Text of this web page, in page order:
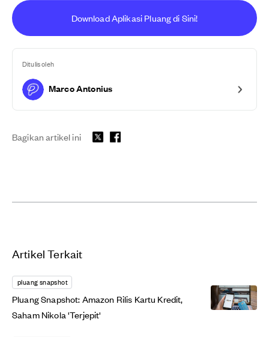
Download Aplikasi Pluang di Sini!
Ditulis oleh
Marco Antonius
Bagikan artikel ini
Artikel Terkait
pluang snapshot
Pluang Snapshot: Amazon Rilis Kartu Kredit,
Saham Nikola 'Terjepit'